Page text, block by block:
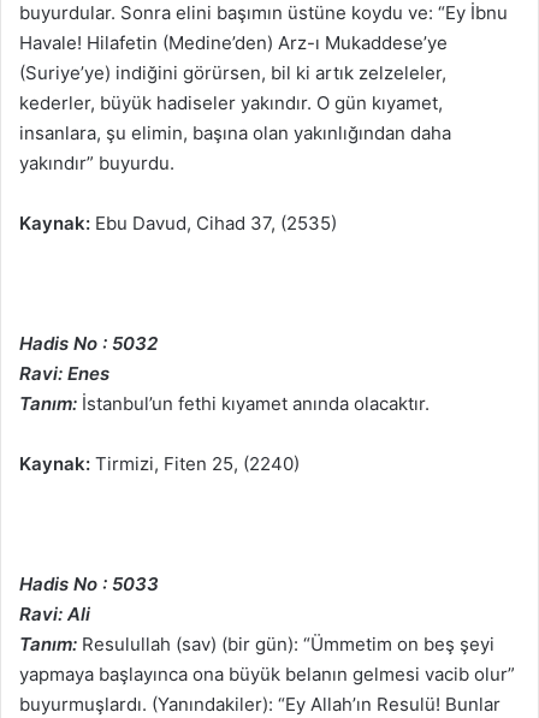
buyurdular. Sonra elini başımın üstüne koydu ve: “Ey İbnu
Havale! Hilafetin (Medine’den) Arz-ı Mukaddese’ye
(Suriye’ye) indiğini görürsen, bil ki artık zelzeleler,
kederler, büyük hadiseler yakındır. O gün kıyamet,
insanlara, şu elimin, başına olan yakınlığından daha
yakındır” buyurdu.
Kaynak: Ebu Davud, Cihad 37, (2535)
Hadis No : 5032
Ravi: Enes
Tanım: İstanbul’un fethi kıyamet anında olacaktır.
Kaynak: Tirmizi, Fiten 25, (2240)
Hadis No : 5033
Ravi: Ali
Tanım: Resulullah (sav) (bir gün): “Ümmetim on beş şeyi
yapmaya başlayınca ona büyük belanın gelmesi vacib olur”
buyurmuşlardı. (Yanındakiler): “Ey Allah’ın Resulü! Bunlar